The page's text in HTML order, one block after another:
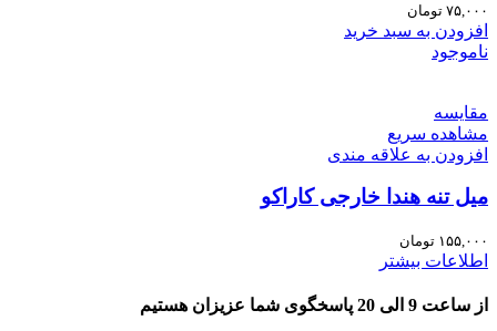
۷۵,۰۰۰ تومان
افزودن به سبد خرید
ناموجود
مقایسه
مشاهده سریع
افزودن به علاقه مندی
میل تنه هندا خارجی کاراکو
۱۵۵,۰۰۰ تومان
اطلاعات بیشتر
از ساعت 9 الی 20 پاسخگوی شما عزیزان هستیم